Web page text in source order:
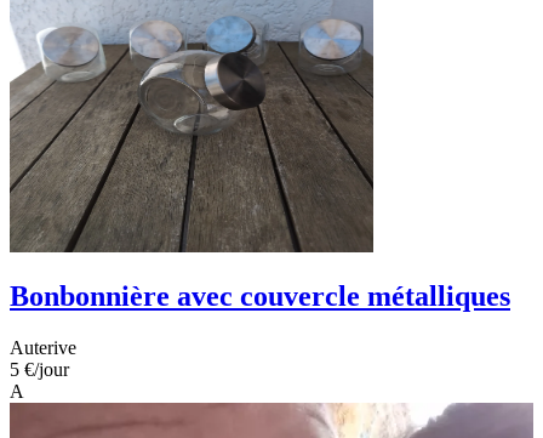
Bonbonnière avec couvercle métalliques
Auterive
5 €/jour
A